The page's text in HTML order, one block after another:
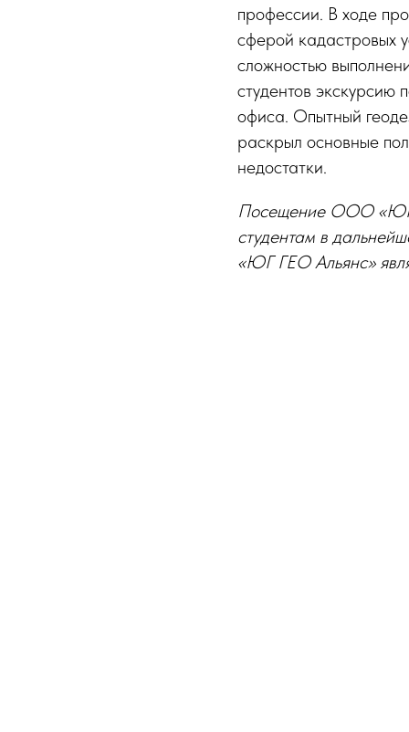
профессии. В ходе
сферой кадастровых
сложностью
студентов экскурсию
офиса. Опытный
раскрыл основные
недостатки.
Посещение ООО «ЮГ
студентам в
«ЮГ ГЕО Альянс»